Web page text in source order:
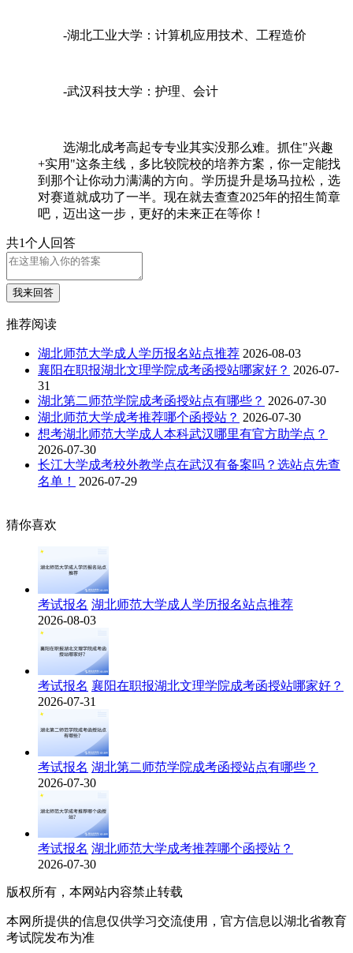
-湖北工业大学：计算机应用技术、工程造价
-武汉科技大学：护理、会计
选湖北成考高起专专业其实没那么难。抓住"兴趣
+实用"这条主线，多比较院校的培养方案，你一定能找
到那个让你动力满满的方向。学历提升是场马拉松，选
对赛道就成功了一半。现在就去查查2025年的招生简章
吧，迈出这一步，更好的未来正在等你！
共1个人回答
我来回答
推荐阅读
湖北师范大学成人学历报名站点推荐 2026-08-03
襄阳在职报湖北文理学院成考函授站哪家好？ 2026-07-
31
湖北第二师范学院成考函授站点有哪些？ 2026-07-30
湖北师范大学成考推荐哪个函授站？ 2026-07-30
想考湖北师范大学成人本科武汉哪里有官方助学点？
2026-07-30
长江大学成考校外教学点在武汉有备案吗？选站点先查
名单！
2026-07-29
猜你喜欢
考试报名 湖北师范大学成人学历报名站点推荐
2026-08-03
考试报名 襄阳在职报湖北文理学院成考函授站哪家好？
2026-07-31
考试报名 湖北第二师范学院成考函授站点有哪些？
2026-07-30
考试报名 湖北师范大学成考推荐哪个函授站？
2026-07-30
版权所有，本网站内容禁止转载
本网所提供的信息仅供学习交流使用，官方信息以湖北省教育
考试院发布为准